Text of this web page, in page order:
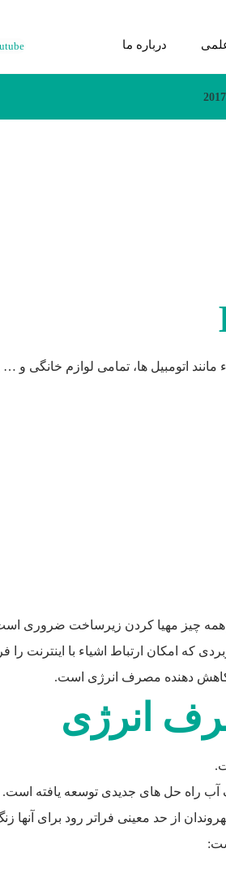
درباره ما
مانند اتومبیل ها، تمامی لوازم خانگی و
از همه چیز مهیا کردن زیرساخت ضروری
امکان ارتباط اشیاء با اینترنت را
کاهش دهنده مصرف انرژی است.
انرژی
از حد معینی فراتر رود برای آنها